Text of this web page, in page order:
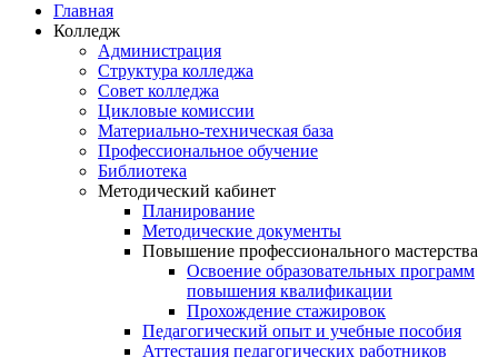
Главная
Колледж
Администрация
Структура колледжа
Совет колледжа
Цикловые комиссии
Материально-техническая база
Профессиональное обучение
Библиотека
Методический кабинет
Планирование
Методические документы
Повышение профессионального мастерства
Освоение образовательных программ
повышения квалификации
Прохождение стажировок
Педагогический опыт и учебные пособия
Аттестация педагогических работников